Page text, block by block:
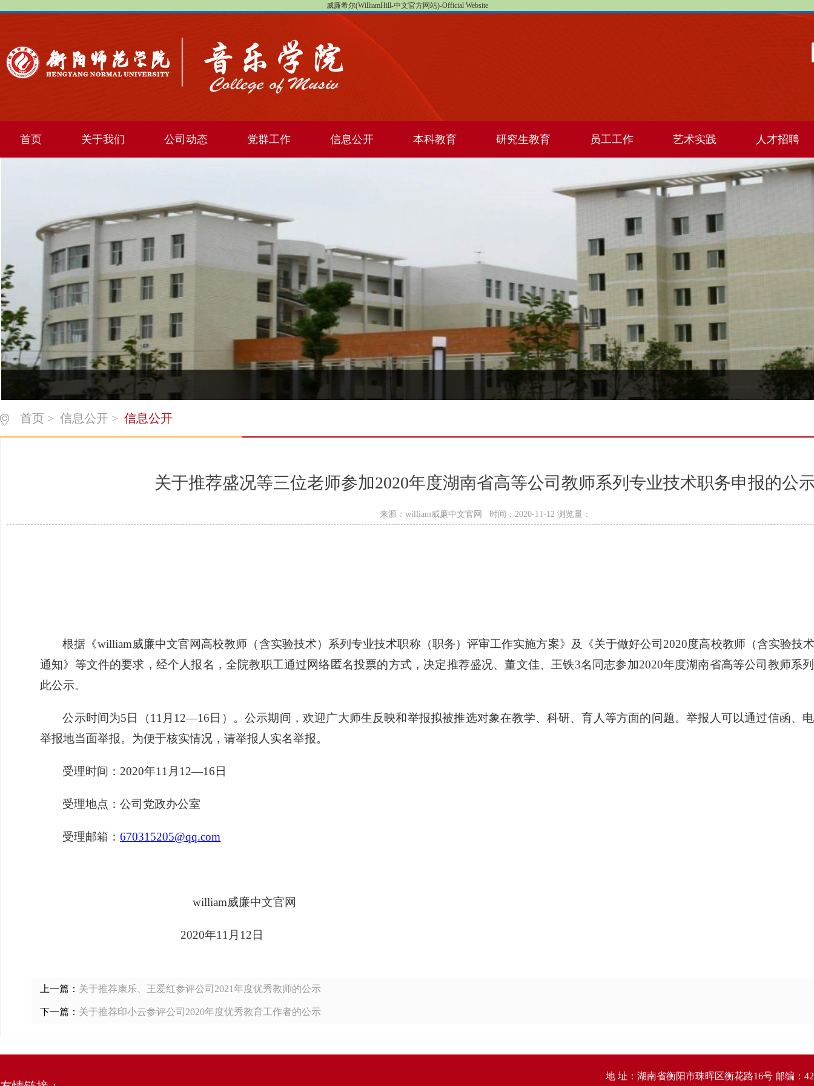
威廉希尔(WilliamHill-中文官方网站)-Official Website
首页 关于我们 公司动态 党群工作 信息公开 本科教育 研究生教育 员工工作 艺术实践 人才招聘
首页 > 信息公开 > 信息公开
关于推荐盛况等三位老师参加2020年度湖南省高等公司教师系列专业技术职务申报的公
来源：william威廉中文官网 时间：2020-11-12 浏览量：
根据《william威廉中文官网高校教师（含实验技术）系列专业技术职称（职务）评审工作实施方案》及《关于做好公司 2020度高校教师（含实验技
通知》等文件的要求，经个人报名，全院教职工通过网络匿名投票的方式，决定推荐盛况、董文佳、王铁3名同志参加2020年度湖南省高等公司教师系
此公示。
公示时间为5日（11月12—16日）。公示期间，欢迎广大师生反映和举报拟被推选对象在教学、科研、育人等方面的问题。举报人可以通过信函、
举报地当面举报。为便于核实情况，请举报人实名举报。
受理时间： 2020年11月12—16日
受理地点：公司党政办公室
受理邮箱：670315205@qq.com
william威廉中文官网
2020年11月12日
上一篇： 关于推荐康乐、王爱红参评公司2021年度优秀教师的公示
下一篇： 关于推荐印小云参评公司2020年度优秀教育工作者的公示
地 址：湖南省衡阳市珠晖区衡花路16号 邮编：